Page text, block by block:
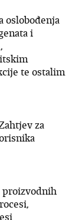
oslobođenja
i
te ostalim
za